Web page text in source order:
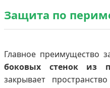
Защита по
Главное преимущество
боковых стенок из
закрывает